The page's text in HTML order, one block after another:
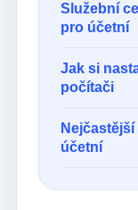
Služební
pro účetní
Jak si
počítači
účetní